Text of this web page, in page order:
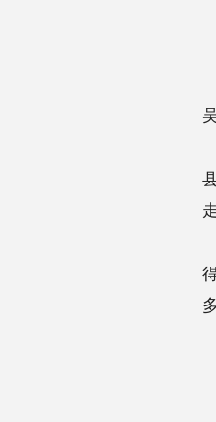
宋文帝元嘉二
北魏拓跋焘太
正月，魏拓跋
二月，魏主拓
县)，诛散关(今
三月，拓跋焘
得酿具及州郡牧
多亡匿获免，或
是月，魏帝徙
四月，魏拓跋
八月，长安镇